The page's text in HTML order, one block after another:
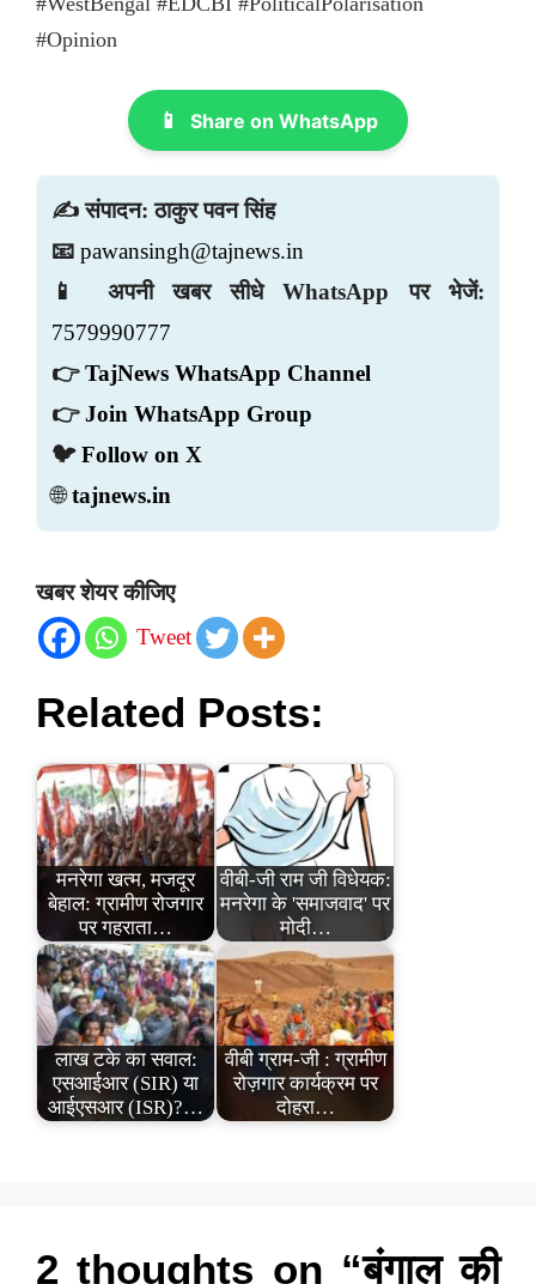
#Opinion
📱 Share on WhatsApp
✍️ संपादन: ठाकुर पवन सिंह
📧 pawansingh@tajnews.in
📱 अपनी खबर सीधे WhatsApp पर भेजें:
7579990777
👉 TajNews WhatsApp Channel
👉 Join WhatsApp Group
🐦 Follow on X
🌐tajnews.in
खबर शेयर कीजिए
Tweet
Related Posts:
मनरेगा खत्म, मजदूर
बेहाल: ग्रामीण रोजगार
पर गहराता…
वीबी-जी राम जी विधेयक:
मनरेगा के 'समाजवाद' पर
मोदी…
लाख टके का सवाल:
एसआईआर (SIR) या
आईएसआर (ISR)?…
वीबी ग्राम-जी : ग्रामीण
रोज़गार कार्यक्रम पर
दोहरा…
2 thoughts on “बंगाल की